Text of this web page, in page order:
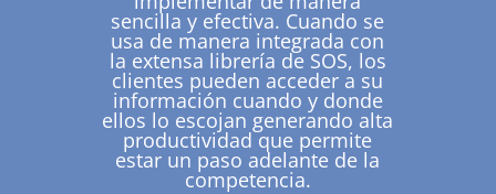
sencilla y efectiva. Cuando se
usa de manera integrada con
la extensa librería de SOS, los
clientes pueden acceder a su
información cuando y donde
ellos lo escojan generando alta
productividad que permite
estar un paso adelante de la
competencia.